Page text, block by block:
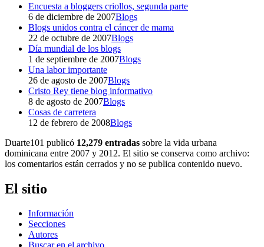
Encuesta a bloggers criollos, segunda parte
6 de diciembre de 2007Blogs
Blogs unidos contra el cáncer de mama
22 de octubre de 2007Blogs
Día mundial de los blogs
1 de septiembre de 2007Blogs
Una labor importante
26 de agosto de 2007Blogs
Cristo Rey tiene blog informativo
8 de agosto de 2007Blogs
Cosas de carretera
12 de febrero de 2008Blogs
Duarte101 publicó 12,279 entradas sobre la vida urbana
dominicana entre 2007 y 2012. El sitio se conserva como archivo:
los comentarios están cerrados y no se publica contenido nuevo.
El sitio
Información
Secciones
Autores